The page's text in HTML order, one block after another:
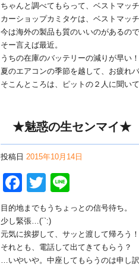
ちゃんと調べてもらって、ベストマッ
カーショップカミタケは、ベストマッ
今は海外の製品も質のいいのがあるの
そー言えば最近。
うちの在庫のバッテリーの減りが早い！
夏のエアコンの季節を越して、お疲れ
そこんところは、ピットの２人に聞い
★魅惑の生センマイ★
投稿日 2015年10月14日
Facebook
Twitter
目的地までもうちょっとの信号待ち。
少し緊張…(´`:)
元気に挨拶して、サッと渡して帰ろう！
それとも、電話して出てきてもらう？
…いやいや。中座してもらうのは申し